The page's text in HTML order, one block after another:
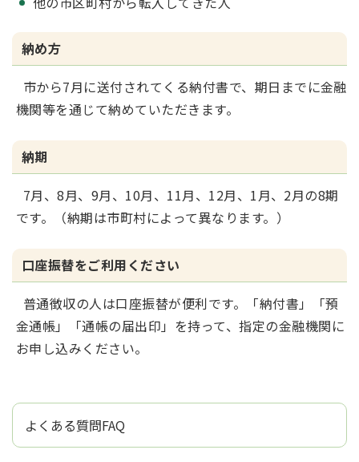
納め方
市から7月に送付されてくる納付書で、期日までに金融
機関等を通じて納めていただきます。
納期
7月、8月、9月、10月、11月、12月、1月、2月の8期
です。（納期は市町村によって異なります。）
口座振替をご利用ください
普通徴収の人は口座振替が便利です。「納付書」「預
金通帳」「通帳の届出印」を持って、指定の金融機関に
お申し込みください。
よくある質問FAQ